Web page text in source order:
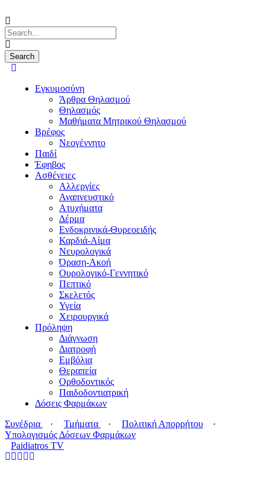
Εγκυμοσύνη
Άρθρα Θηλασμού
Θηλασμός
Μαθήματα Μητρικού Θηλασμού
Βρέφος
Νεογέννητο
Παιδί
Έφηβος
Ασθένειες
Αλλεργίες
Αναπνευστικό
Ατυχήματα
Δέρμα
Ενδοκρινικά-Θυρεοειδής
Καρδιά-Αίμα
Νευρολογικά
Όραση-Ακοή
Ουρολογικό-Γεννητικό
Πεπτικό
Σκελετός
Υγεία
Χειρουργικά
Πρόληψη
Διάγνωση
Διατροφή
Εμβόλια
Θεραπεία
Ορθοδοντικός
Παιδοδοντιατρική
Δόσεις Φαρμάκων
Συνέδρια
· Τμήματα · Πολιτική Απορρήτου
·
Υπολογισμός Δόσεων Φαρμάκων
Paidiatros TV